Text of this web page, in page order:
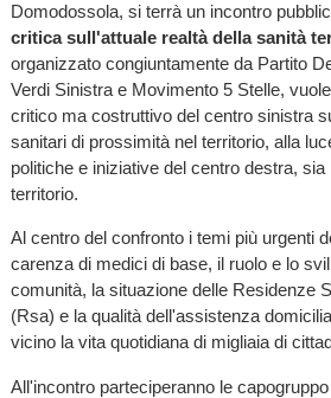
Domodossola, si terrà un incontro
critica sull'attuale realtà della sanità
organizzato congiuntamente da Partito
Verdi Sinistra e Movimento 5 Stelle,
critico ma costruttivo del centro sinistra
sanitari di prossimità nel territorio, alla
politiche e iniziative del centro destra,
territorio.
Al centro del confronto i temi più urgenti
carenza di medici di base, il ruolo e lo
comunità, la situazione delle Residenze
(Rsa) e la qualità dell'assistenza
vicino la vita quotidiana di migliaia di
All'incontro parteciperanno le